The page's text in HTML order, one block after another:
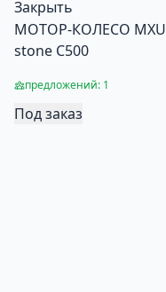
Закрыть
МОТОР-КОЛЕСО
stone С500
предложений: 1
Под заказ